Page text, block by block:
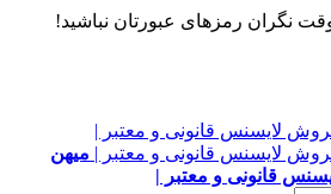
نگران رمزهای عبورتان نباشید!
میهن
قانونی و معتبر |